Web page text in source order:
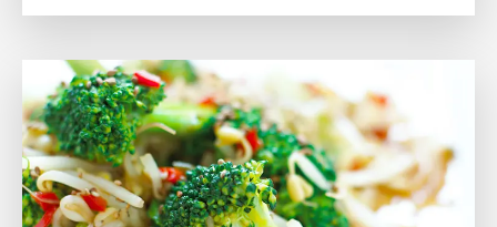
Læs mere om Lynstegt broccoli med soja og sesam